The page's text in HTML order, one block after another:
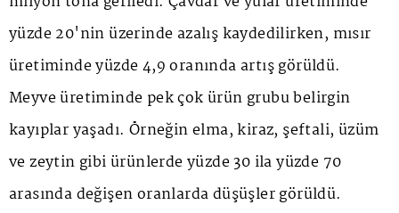
yüzde 20'nin üzerinde azalış kaydedilirken, mısır
üretiminde yüzde 4,9 oranında artış görüldü.
Meyve üretiminde pek çok ürün grubu belirgin
kayıplar yaşadı. Örneğin elma, kiraz, şeftali, üzüm
ve zeytin gibi ürünlerde yüzde 30 ila yüzde 70
arasında değişen oranlarda düşüşler görüldü.